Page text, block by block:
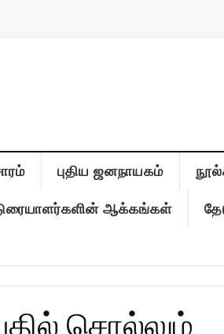
புதிய ஜனநாயகம்
ஆக்கங்கள்
சொல்லும்